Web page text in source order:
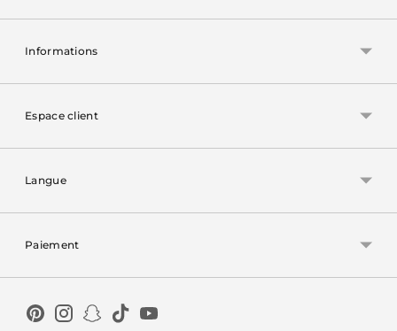
Informations
Espace client
Langue
Paiement